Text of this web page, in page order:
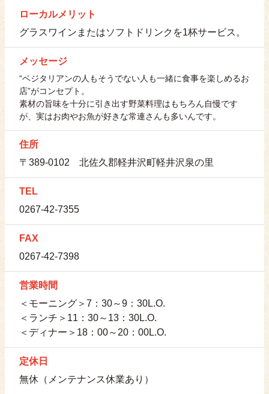
ローカルメリット
グラスワインまたはソフトドリンクを1杯サービス。
メッセージ
“ベジタリアンの人もそうでない人も一緒に食事を楽しめるお
店”がコンセプト。
素材の旨味を十分に引き出す野菜料理はもちろん自慢です
が、実はお肉やお魚が好きな常連さんも多いんです。
住所
〒389-0102 北佐久郡軽井沢町軽井沢泉の里
TEL
0267-42-7355
FAX
0267-42-7398
営業時間
＜モーニング＞7：30～9：30L.O.
＜ランチ＞11：30～13：30L.O.
＜ディナー＞18：00～20：00L.O.
定休日
無休（メンテナンス休業あり）